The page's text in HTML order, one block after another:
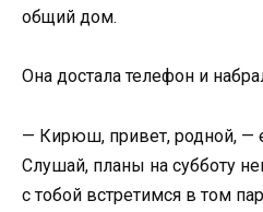
общий дом.
Она достала телефон и
— Кирюш, привет, родной, —
Слушай, планы на субботу
с тобой встретимся в том